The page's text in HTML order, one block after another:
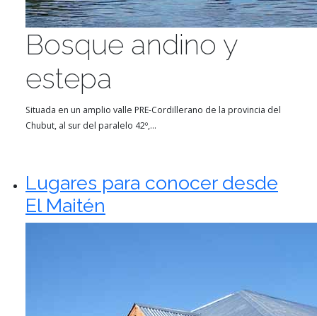
Bosque andino y
estepa
Situada en un amplio valle PRE-Cordillerano de la provincia del
Chubut, al sur del paralelo 42º,...
Lugares para conocer desde
El Maitén